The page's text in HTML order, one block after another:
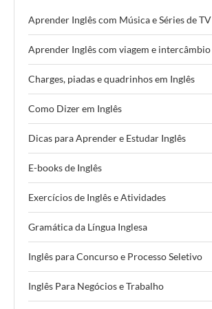
Aprender Inglês com Música e Séries de TV
Aprender Inglês com viagem e intercâmbio
Charges, piadas e quadrinhos em Inglês
Como Dizer em Inglês
Dicas para Aprender e Estudar Inglês
E-books de Inglês
Exercícios de Inglês e Atividades
Gramática da Língua Inglesa
Inglês para Concurso e Processo Seletivo
Inglês Para Negócios e Trabalho